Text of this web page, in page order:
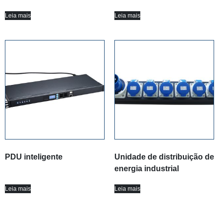
Leia mais Leia mais
PDU inteligente
Leia mais
Unidade de distribuição de
energia industrial
Leia mais